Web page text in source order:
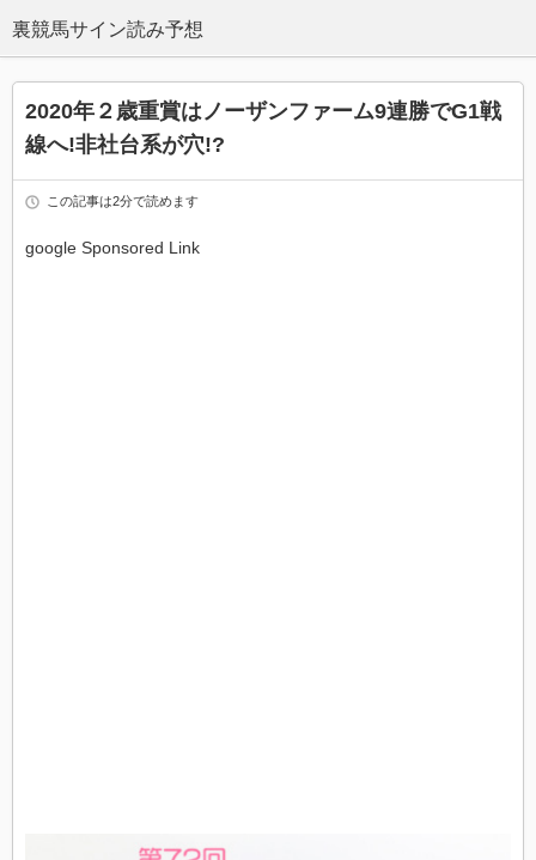
2020年２歳重賞はノーザンファーム9連勝でG1戦
線へ!非社台系が穴!?
この記事は2分で読めます
google Sponsored Link